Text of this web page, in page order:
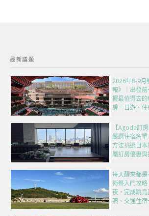
最新議題
2026年8-9月
報》｜出發
握最值得去
房一日遊、
【Agoda訂
嚴選住宿名
方法挑選日
屬訂房優惠
每天醒來都
術祭入門攻
夜，完成跳
照、交通住